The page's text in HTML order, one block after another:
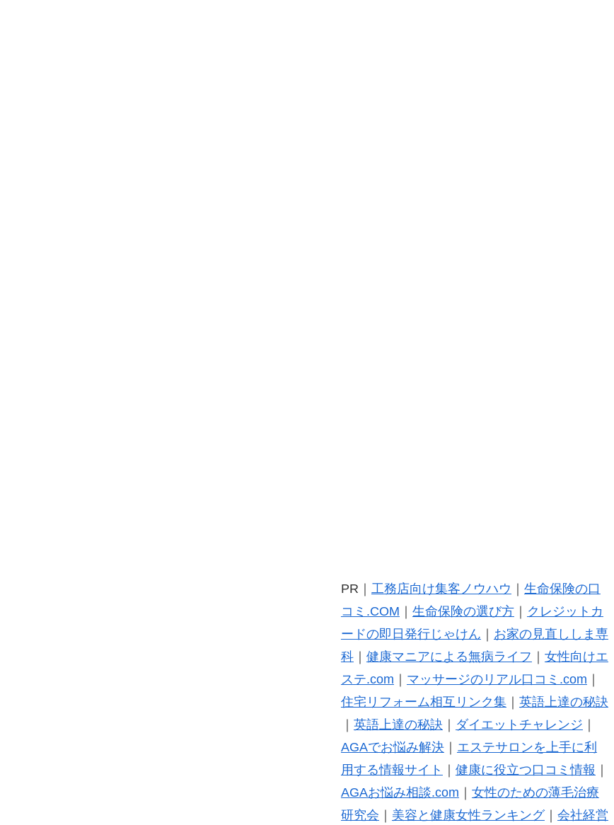
PR｜ 工務店向け集客ノウハウ
生命保険の口
コミ.COM
生命保険の選び方｜
クレジットカ
ードの即日発行じゃけん
お家の見直ししま専
科｜ 健康マニアによる無病ライフ
女性向けエ
ステ.com
マッサージのリアル口コミ.com
住宅リフォーム相互リンク集｜ 英語上達の秘訣
英語上達の秘訣 ダイエットチャレンジ
AGAでお悩み解決｜ エステサロンを上手に利
用する情報サイト
健康に役立つ口コミ情報
AGAお悩み相談.com
女性のための薄毛治療
研究会
美容と健康女性ランキング｜ 会社経営